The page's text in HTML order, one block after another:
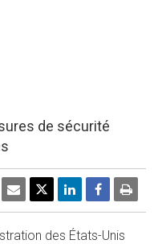
de sécurité
des États-Unis